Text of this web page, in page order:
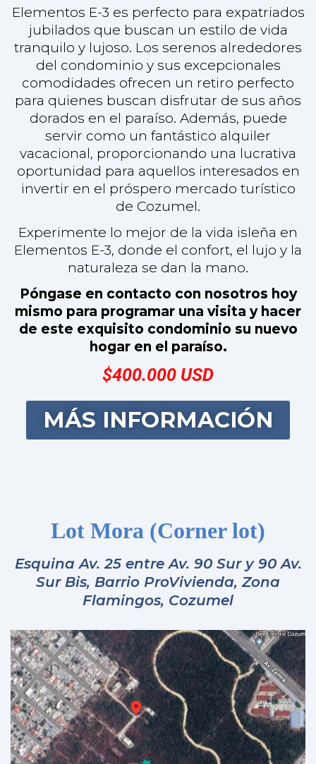
de Cozumel.
Experimente lo mejor de la vida isleña en
Elementos E-3, donde el confort, el lujo y la
naturaleza se dan la mano.
Póngase en contacto con nosotros hoy
mismo para programar una visita y hacer
de este exquisito condominio su nuevo
hogar en el paraíso.
$400.000 USD
MÁS INFORMACIÓN
Lot Mora (Corner lot)
Esquina Av. 25 entre Av. 90 Sur y 90 Av.
Sur Bis, Barrio ProVivienda, Zona
Flamingos, Cozumel
Lote Mora (Lote de esquina)
Presentamos el Lote Mora, un inmueble
ubicado en la esquina de la Av. 25 entre Av.
90 Sur y Av. Sur y 90 Av. Sur Bis, en el Barrio
ProVivienda, Zona Flamingos de Cozumel.
Este lote abarca 257.04 m² (10.71m x 24m),
ofreciendo un amplio espacio para
construir la casa de sus sueños o una